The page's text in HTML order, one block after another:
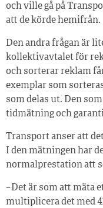
och ville gå på
att de körde hemifrån.
Den andra frågan är
kollektivavtalet för
och sorterar reklam
exemplar som
som delas ut. Den
tidmätning och
Transport anser att
I den mätningen har
normalprestation att
– Det är som att mäta
multiplicera det med